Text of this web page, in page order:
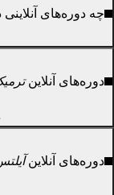
دوره‌های آنلاینی
آنلاینترمیک
آنلاینآیلتس